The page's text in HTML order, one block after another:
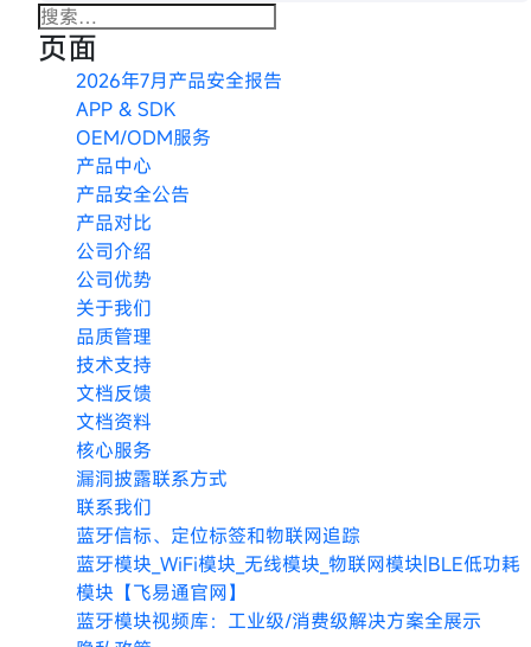
搜
索：
页面
2026年7月产品安全报告
APP & SDK
OEM/ODM服务
产品中心
产品安全公告
产品对比
公司介绍
公司优势
关于我们
品质管理
技术支持
文档反馈
文档资料
核心服务
漏洞披露联系方式
联系我们
蓝牙信标、定位标签和物联网追踪
蓝牙模块_WiFi模块_无线模块_物联网模块|BLE低功耗
模块【飞易通官网】
蓝牙模块视频库：工业级/消费级解决方案全展示